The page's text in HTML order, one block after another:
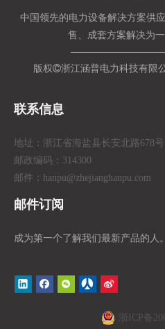
中国领先的电力设备解决方案
售、成套方案解决为
版权浙江涵普电力科技有
联系信息
地址：浙江省海盐县长安北路678号
邮政编码：314300
邮件：hanpu@zhejianghanpu.com
邮件订阅
成为第一个了解我们最新产品的人。
浙ICP备